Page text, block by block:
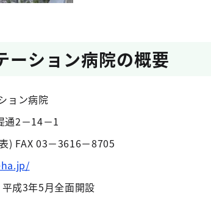
ーション病院の概要
ン病院
2－14－1
FAX 03－3616－8705
3年5月全面開設